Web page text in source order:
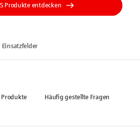
Produkte entdecken
Produkte Häufig gestellte Fragen